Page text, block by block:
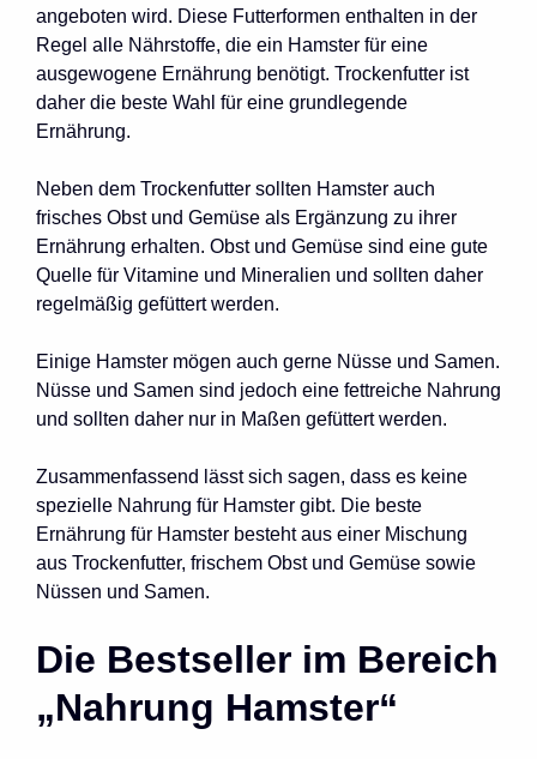
angeboten wird. Diese Futterformen enthalten in der
Regel alle Nährstoffe, die ein Hamster für eine
ausgewogene Ernährung benötigt. Trockenfutter ist
daher die beste Wahl für eine grundlegende
Ernährung.
Neben dem Trockenfutter sollten Hamster auch
frisches Obst und Gemüse als Ergänzung zu ihrer
Ernährung erhalten. Obst und Gemüse sind eine gute
Quelle für Vitamine und Mineralien und sollten daher
regelmäßig gefüttert werden.
Einige Hamster mögen auch gerne Nüsse und Samen.
Nüsse und Samen sind jedoch eine fettreiche Nahrung
und sollten daher nur in Maßen gefüttert werden.
Zusammenfassend lässt sich sagen, dass es keine
spezielle Nahrung für Hamster gibt. Die beste
Ernährung für Hamster besteht aus einer Mischung
aus Trockenfutter, frischem Obst und Gemüse sowie
Nüssen und Samen.
Die Bestseller im Bereich
„Nahrung Hamster“